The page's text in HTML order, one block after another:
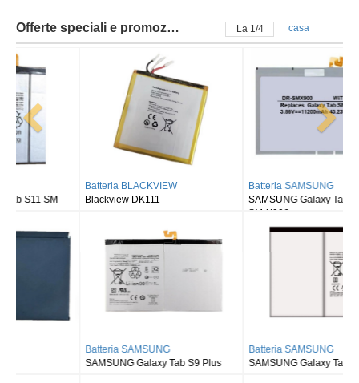
Offerte speciali e promozioni La 2/4 casa
Batteria BLACKVIEW
Blackview DK111
Batteria SAMSUNG
SAMSUNG Galaxy Tab S8 Ultra
Batteria SAMSUNG
SAMSUNG Galaxy Tab S9 Plus
Wi-fi X810/5G X816
Batteria SAMSUNG
SAMSUNG Galaxy Tab S9FE X510